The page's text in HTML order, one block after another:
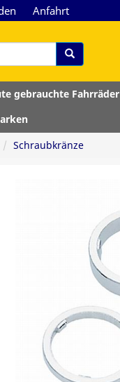
Anfahrt
gebrauchte Fahrräder
Schraubkränze